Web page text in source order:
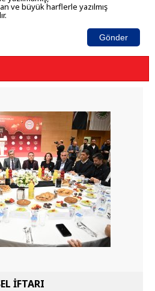
ve büyük harflerle yazılmış
Gönder
İFTARI